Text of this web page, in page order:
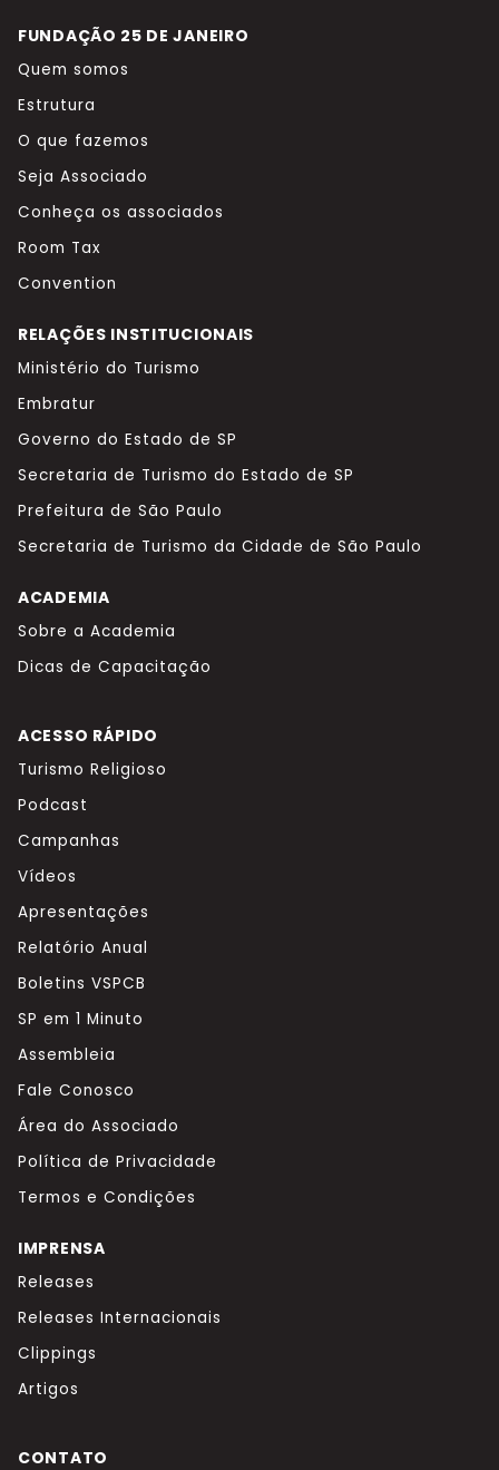
FUNDAÇÃO 25 DE JANEIRO
Quem somos
Estrutura
O que fazemos
Seja Associado
Conheça os associados
Room Tax
Convention
RELAÇÕES INSTITUCIONAIS
Ministério do Turismo
Embratur
Governo do Estado de SP
Secretaria de Turismo do Estado de SP
Prefeitura de São Paulo
Secretaria de Turismo da Cidade de São Paulo
ACADEMIA
Sobre a Academia
Dicas de Capacitação
ACESSO RÁPIDO
Turismo Religioso
Podcast
Campanhas
Vídeos
Apresentações
Relatório Anual
Boletins VSPCB
SP em 1 Minuto
Assembleia
Fale Conosco
Área do Associado
Política de Privacidade
Termos e Condições
IMPRENSA
Releases
Releases Internacionais
Clippings
Artigos
CONTATO